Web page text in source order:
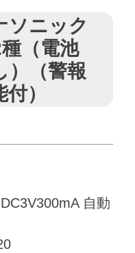
ソニック
（電池
）（警報
）
自動